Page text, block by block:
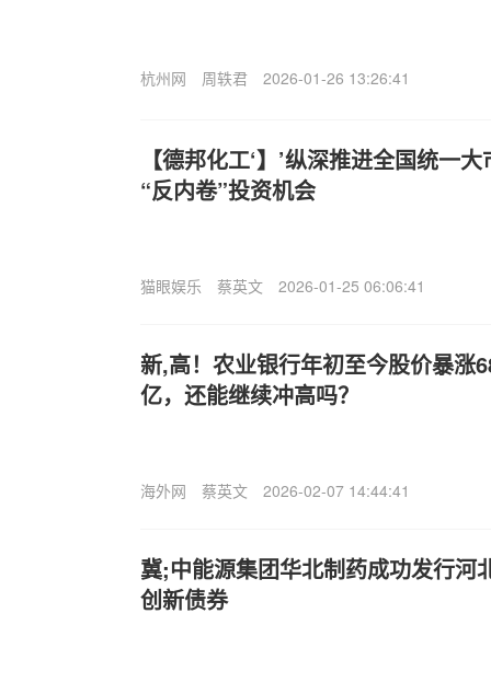
杭州网 周轶君 2026-01-26 13:26:41
【德邦化工‘】’纵深推进全国统一
“反内卷”投资机会
猫眼娱乐 蔡英文 2026-01-25 06:06:41
新,高！农业银行年初至今股价暴涨
亿，还能继续冲高吗？
海外网 蔡英文 2026-02-07 14:44:41
冀;中能源集团华北制药成功发行河
创新债券